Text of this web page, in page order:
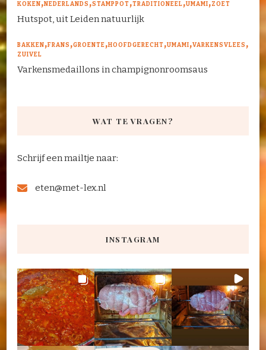
KOKEN NEDERLANDS STAMPPOT TRADITIONEEL UMAMI ZOET
Hutspot, uit Leiden natuurlijk
BAKKEN FRANS GROENTE HOOFDGERECHT UMAMI VARKENSVLEES
ZUIVEL
Varkensmedaillons in champignonroomsaus
WAT TE VRAGEN?
Schrijf een mailtje naar:
eten@met-lex.nl
INSTAGRAM